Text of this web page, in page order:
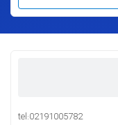
tel:02191005782